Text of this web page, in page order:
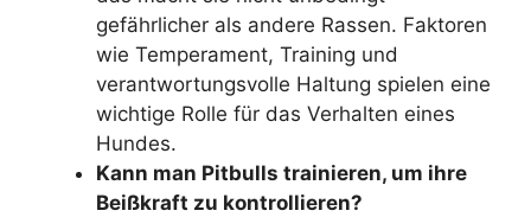
gefährlicher als andere Rassen. Faktoren
wie Temperament, Training und
verantwortungsvolle Haltung spielen eine
wichtige Rolle für das Verhalten eines
Hundes.
Kann man Pitbulls trainieren, um ihre
Beißkraft zu kontrollieren?